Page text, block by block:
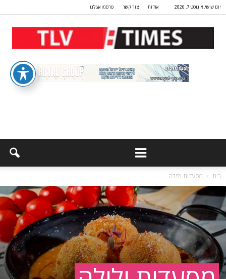
יום שישי, אוגוסט 7, 2026 אודות צור קשר פרסמו אצלנו
בית מסעדות ולילה